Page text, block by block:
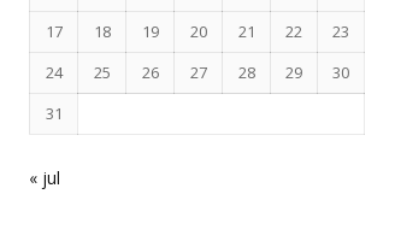
17
18 19 20 21 22
23
24
25 26 27 28 29
30
31
« jul